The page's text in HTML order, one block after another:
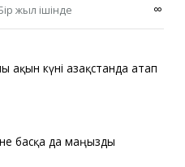
жыл ішінде ∞
ақын күні Қазақстанда атап
басқа да маңызды